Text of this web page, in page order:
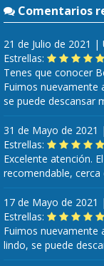
Comentarios
21 de Julio de 2021 |
Estrellas:
Tenes que conocer
Fuimos nuevamente
se puede descansar
31 de Mayo de 2021 |
Estrellas:
Excelente atención.
recomendable,
17 de Mayo de 2021 |
Estrellas:
Fuimos nuevamente
lindo, se puede